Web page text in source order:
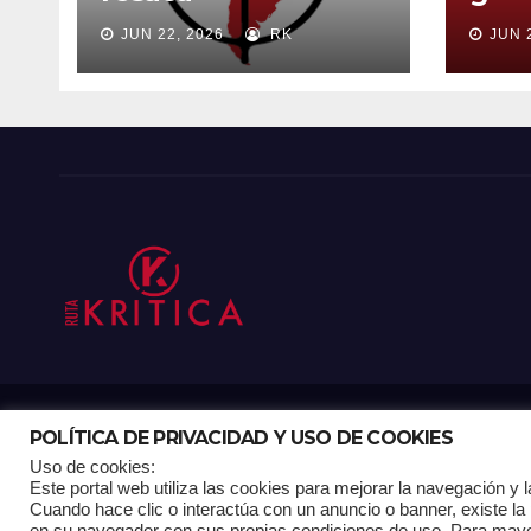
JUN 22, 2026 RK JUN
Funciona gracias a WordPress |Tema: Newsup deThemeansar
Mantenido por: Proyelink
POLÍTICA DE PRIVACIDAD Y USO DE COOKIES
Uso de cookies:
Este portal web utiliza las cookies para mejorar la navegación y
Cuando hace clic o interactúa con un anuncio o banner, existe